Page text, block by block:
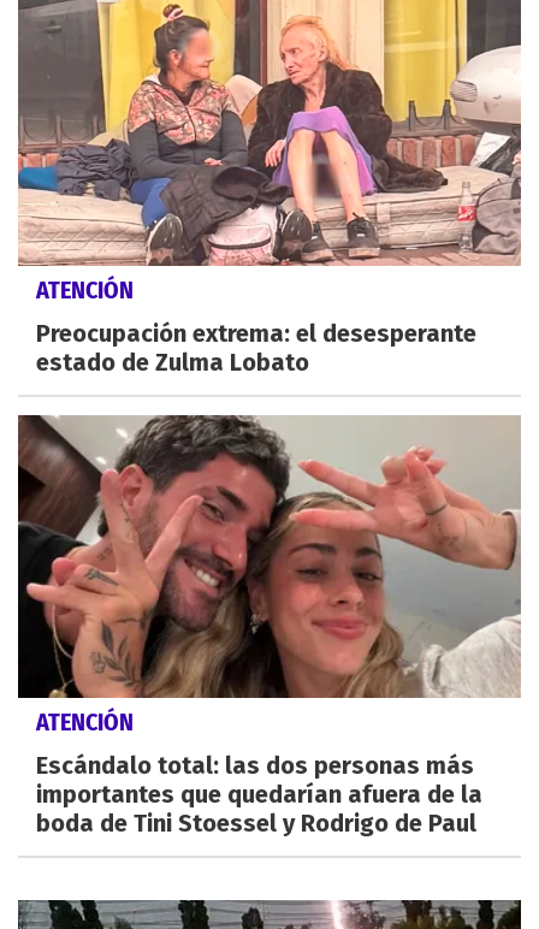
ATENCIÓN
Preocupación extrema: el desesperante
estado de Zulma Lobato
ATENCIÓN
Escándalo total: las dos personas más
importantes que quedarían afuera de la
boda de Tini Stoessel y Rodrigo de Paul